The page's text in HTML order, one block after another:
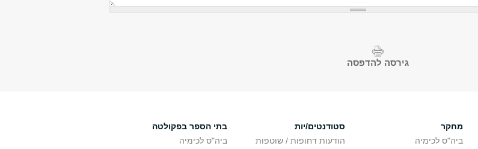
גירסה להדפסה
מחקר
ביה"ס לכימיה
סטודנטים/יות
הודעות דחופות / שוטפות
בתי הספר בפקולטה
ביה"ס לכימיה